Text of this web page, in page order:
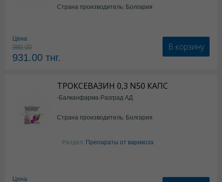
Страна производитель: Болгария
Цена
980.00
931.00 тнг.
В корзину
ТРОКСЕВАЗИН 0,3 N50 КАПС
-Балканфарма-Разград АД
Страна производитель: Болгария
Раздел: Препараты от варикоза
Цена